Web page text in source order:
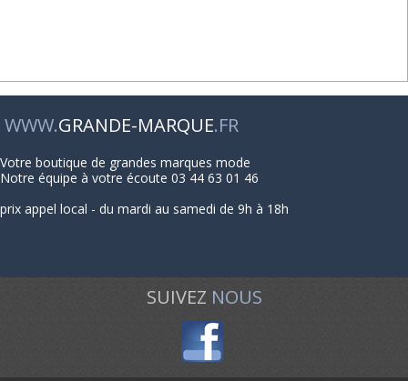
WWW.GRANDE-MARQUE.FR
Votre boutique de grandes marques mode
Notre équipe à votre écoute 03 44 63 01 46
prix appel local - du mardi au samedi de 9h à 18h
SUIVEZ NOUS